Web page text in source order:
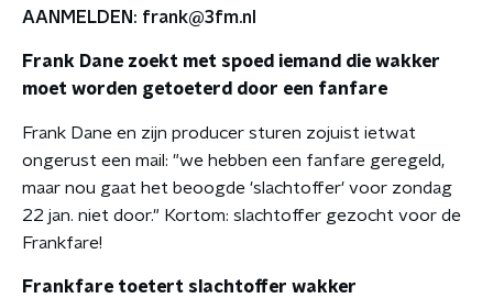
AANMELDEN: frank@3fm.nl
Frank Dane zoekt met spoed iemand die wakker
moet worden getoeterd door een fanfare
Frank Dane en zijn producer sturen zojuist ietwat
ongerust een mail: "we hebben een fanfare geregeld,
maar nou gaat het beoogde 'slachtoffer' voor zondag
22 jan. niet door." Kortom: slachtoffer gezocht voor de
Frankfare!
Frankfare toetert slachtoffer wakker